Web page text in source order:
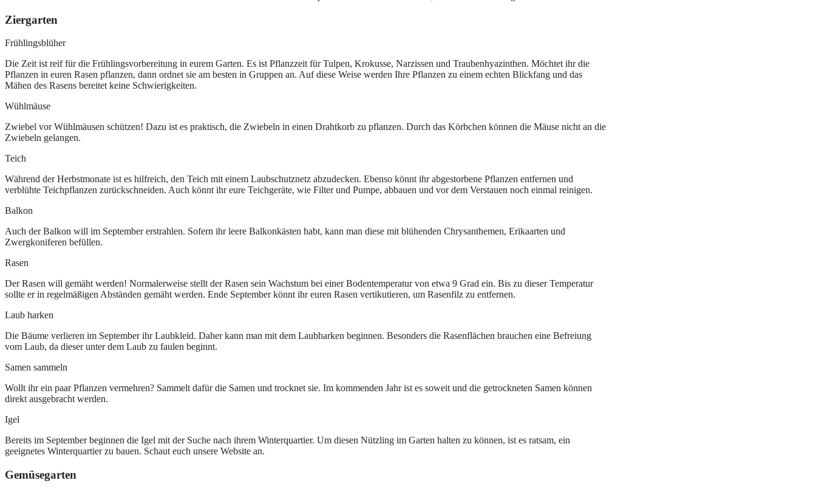
Ziergarten
Frühlingsblüher
Die Zeit ist reif für die Frühlingsvorbereitung in eurem Garten. Es ist Pflanzzeit für Tulpen, Krokusse, Narzissen und Traubenhyazinthen. Möchtet ihr die
Pflanzen in euren Rasen pflanzen, dann ordnet sie am besten in Gruppen an. Auf diese Weise werden Ihre Pflanzen zu einem echten Blickfang und das
Mähen des Rasens bereitet keine Schwierigkeiten.
Wühlmäuse
Zwiebel vor Wühlmäusen schützen! Dazu ist es praktisch, die Zwiebeln in einen Drahtkorb zu pflanzen. Durch das Körbchen können die Mäuse nicht an die
Zwiebeln gelangen.
Teich
Während der Herbstmonate ist es hilfreich, den Teich mit einem Laubschutznetz abzudecken. Ebenso könnt ihr abgestorbene Pflanzen entfernen und
verblühte Teichpflanzen zurückschneiden. Auch könnt ihr eure Teichgeräte, wie Filter und Pumpe, abbauen und vor dem Verstauen noch einmal reinigen.
Balkon
Auch der Balkon will im September erstrahlen. Sofern ihr leere Balkonkästen habt, kann man diese mit blühenden Chrysanthemen, Erikaarten und
Zwergkoniferen befüllen.
Rasen
Der Rasen will gemäht werden! Normalerweise stellt der Rasen sein Wachstum bei einer Bodentemperatur von etwa 9 Grad ein. Bis zu dieser Temperatur
sollte er in regelmäßigen Abständen gemäht werden. Ende September könnt ihr euren Rasen vertikutieren, um Rasenfilz zu entfernen.
Laub harken
Die Bäume verlieren im September ihr Laubkleid. Daher kann man mit dem Laubharken beginnen. Besonders die Rasenflächen brauchen eine Befreiung
vom Laub, da dieser unter dem Laub zu faulen beginnt.
Samen sammeln
Wollt ihr ein paar Pflanzen vermehren? Sammelt dafür die Samen und trocknet sie. Im kommenden Jahr ist es soweit und die getrockneten Samen können
direkt ausgebracht werden.
Igel
Bereits im September beginnen die Igel mit der Suche nach ihrem Winterquartier. Um diesen Nützling im Garten halten zu können, ist es ratsam, ein
geeignetes Winterquartier zu bauen. Schaut euch unsere Website an.
Gemüsegarten